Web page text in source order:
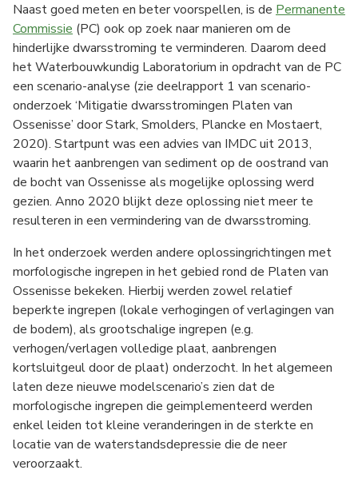
Naast goed meten en beter voorspellen, is de Permanente
Commissie (PC) ook op zoek naar manieren om de
hinderlijke dwarsstroming te verminderen. Daarom deed
het Waterbouwkundig Laboratorium in opdracht van de PC
een scenario-analyse (zie deelrapport 1 van scenario-
onderzoek ‘Mitigatie dwarsstromingen Platen van
Ossenisse’ door Stark, Smolders, Plancke en Mostaert,
2020). Startpunt was een advies van IMDC uit 2013,
waarin het aanbrengen van sediment op de oostrand van
de bocht van Ossenisse als mogelijke oplossing werd
gezien. Anno 2020 blijkt deze oplossing niet meer te
resulteren in een vermindering van de dwarsstroming.
In het onderzoek werden andere oplossingrichtingen met
morfologische ingrepen in het gebied rond de Platen van
Ossenisse bekeken. Hierbij werden zowel relatief
beperkte ingrepen (lokale verhogingen of verlagingen van
de bodem), als grootschalige ingrepen (e.g.
verhogen/verlagen volledige plaat, aanbrengen
kortsluitgeul door de plaat) onderzocht. In het algemeen
laten deze nieuwe modelscenario’s zien dat de
morfologische ingrepen die geimplementeerd werden
enkel leiden tot kleine veranderingen in de sterkte en
locatie van de waterstandsdepressie die de neer
veroorzaakt.